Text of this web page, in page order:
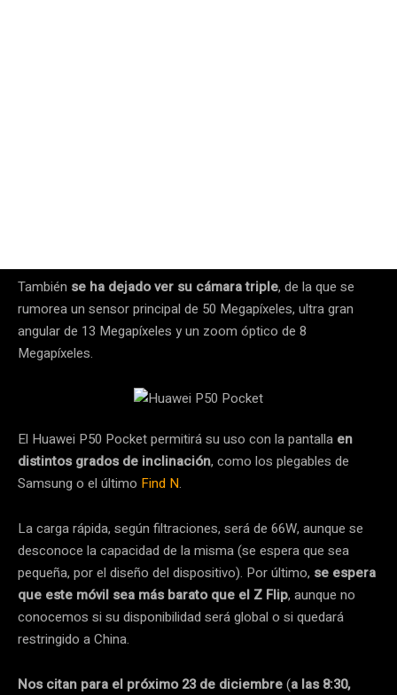
También se ha dejado ver su cámara triple, de la que se
rumorea un sensor principal de 50 Megapíxeles, ultra gran
angular de 13 Megapíxeles y un zoom óptico de 8
Megapíxeles.
El Huawei P50 Pocket permitirá su uso con la pantalla en
distintos grados de inclinación, como los plegables de
Samsung o el último Find N.
La carga rápida, según filtraciones, será de 66W, aunque se
desconoce la capacidad de la misma (se espera que sea
pequeña, por el diseño del dispositivo). Por último, se espera
que este móvil sea más barato que el Z Flip, aunque no
conocemos si su disponibilidad será global o si quedará
restringido a China.
Nos citan para el próximo 23 de diciembre(a las 8:30,